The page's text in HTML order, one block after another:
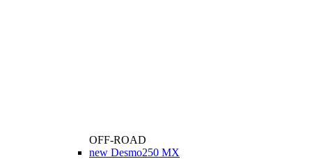
OFF-ROAD
new Desmo250 MX